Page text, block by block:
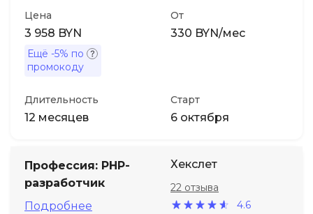
Цена
3 958 BYN
Ещё -5% по
промокоду
От
330 BYN/мес
Длительность
12 месяцев
Старт
6 октября
Профессия: PHP-
разработчик
Подробнее
Хекслет
4.6
22 отзыва